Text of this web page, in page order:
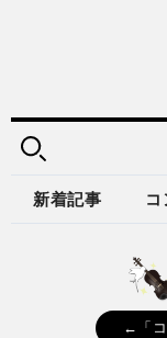
新着記事 コ
←「コ